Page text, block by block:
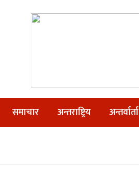
समाचार अन्तराष्ट्रिय अन्तर्वार्ता